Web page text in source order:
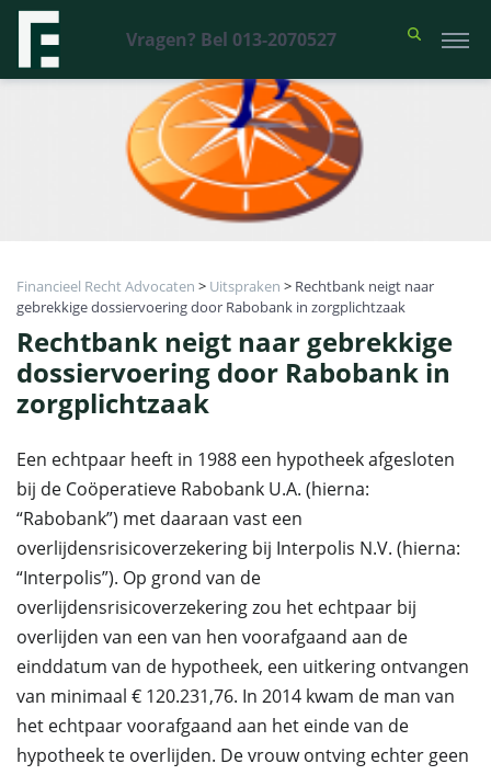
Vragen? Bel 013-2070527
Financieel Recht Advocaten > Uitspraken > Rechtbank neigt naar
gebrekkige dossiervoering door Rabobank in zorgplichtzaak
Rechtbank neigt naar gebrekkige
dossiervoering door Rabobank in
zorgplichtzaak
Een echtpaar heeft in 1988 een hypotheek afgesloten
bij de Coöperatieve Rabobank U.A. (hierna:
“Rabobank”) met daaraan vast een
overlijdensrisicoverzekering bij Interpolis N.V. (hierna:
“Interpolis”). Op grond van de
overlijdensrisicoverzekering zou het echtpaar bij
overlijden van een van hen voorafgaand aan de
einddatum van de hypotheek, een uitkering ontvangen
van minimaal € 120.231,76. In 2014 kwam de man van
het echtpaar voorafgaand aan het einde van de
hypotheek te overlijden. De vrouw ontving echter geen